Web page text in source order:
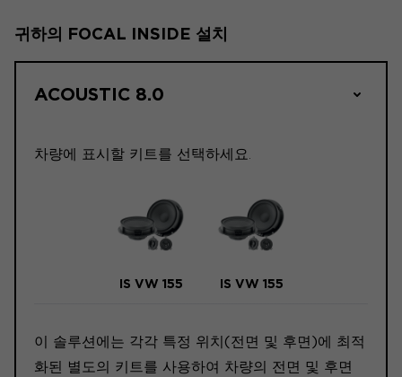
귀하의 FOCAL INSIDE 설치
ACOUSTIC 8.0
차량에 표시할 키트를 선택하세요.
IS VW 155 IS VW 155
이 솔루션에는 각각 특정 위치(전면 및 후면)에 최적
화된 별도의 키트를 사용하여 차량의 전면 및 후면